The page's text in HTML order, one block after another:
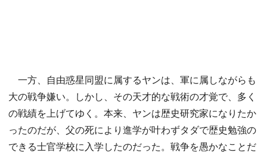
一方、自由惑星同盟に属するヤンは、軍に属しながらも
大の戦争嫌い。しかし、その天才的な戦術の才覚で、多く
の戦績を上げてゆく。本来、ヤンは歴史研究家になりたか
ったのだが、父の死により進学が叶わずタダで歴史勉強の
できる士官学校に入学したのだった。戦争を愚かなことだ